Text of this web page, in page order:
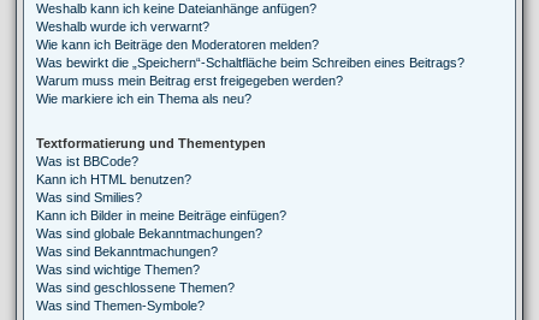
Weshalb kann ich keine Dateianhänge anfügen?
Weshalb wurde ich verwarnt?
Wie kann ich Beiträge den Moderatoren melden?
Was bewirkt die „Speichern“-Schaltfläche beim Schreiben eines Beitrags?
Warum muss mein Beitrag erst freigegeben werden?
Wie markiere ich ein Thema als neu?
Textformatierung und Thementypen
Was ist BBCode?
Kann ich HTML benutzen?
Was sind Smilies?
Kann ich Bilder in meine Beiträge einfügen?
Was sind globale Bekanntmachungen?
Was sind Bekanntmachungen?
Was sind wichtige Themen?
Was sind geschlossene Themen?
Was sind Themen-Symbole?